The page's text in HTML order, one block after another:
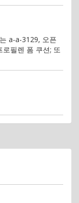
a-a-3129, 오픈
필렌 폼 쿠션; 또